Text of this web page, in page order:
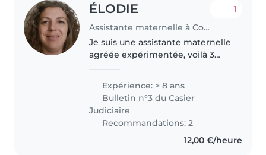
ÉLODIE
Assistante maternelle à Courcemain
1
Je suis une assistante maternelle
agréée expérimentée, voilà 3
qu'animatrice dans un centre
d'activité, je m'occupe des
enfants..
Expérience: > 8 ans
Bulletin n°3 du Casier
Judiciaire
Recommandations: 2
12,00 €/heure